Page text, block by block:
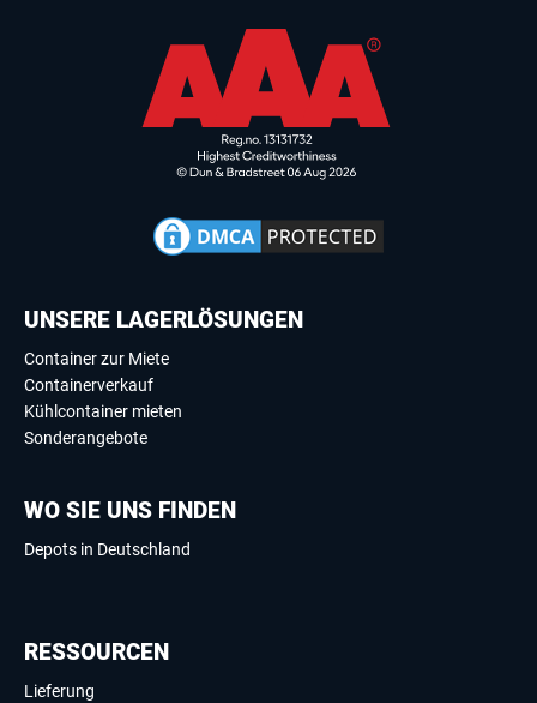
UNSERE LAGERLÖSUNGEN
Container zur Miete
Containerverkauf
Kühlcontainer mieten
Sonderangebote
WO SIE UNS FINDEN
Depots in Deutschland
RESSOURCEN
Lieferung